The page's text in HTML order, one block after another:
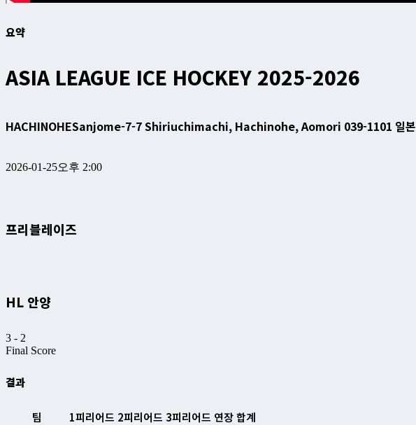
요약
ASIA LEAGUE ICE HOCKEY 2025-2026
HACHINOHESanjome-7-7 Shiriuchimachi, Hachinohe, Aomori 039-1101 일본
2026-01-25오후 2:00
프리블레이즈
HL 안양
3 - 2
Final Score
결과
팀 1피리어드 2피리어드 3피리어드 연장합계